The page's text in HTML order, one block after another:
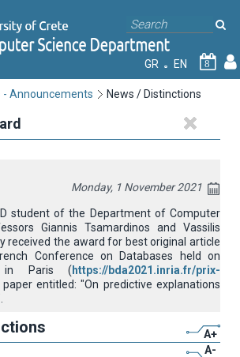
GR EN 8
- Announcements News / Distinctions
Monday, 1 November 2021
student of the Department of Computer
Giannis Tsamardinos and Vassilis
received the award for best original article
Conference on Databases held on
in Paris ( https://bda2021.inria.fr/prix-
entitled: "On predictive explanations
A+
A-